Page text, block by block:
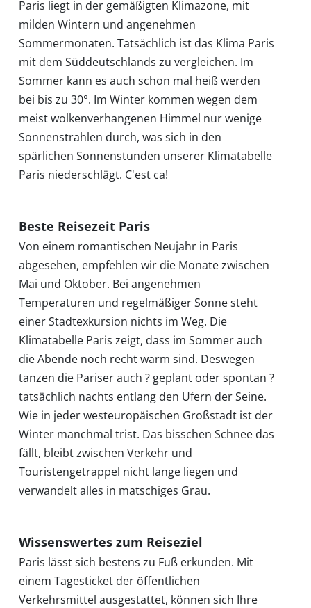
Startseite
Klimatabellen
Beste
Reisezeit
Wann
wohin?
Suche
Paris liegt in der gemäßigten Klimazone, mit
milden Wintern und angenehmen
Sommermonaten. Tatsächlich ist das Klima Paris
mit dem Süddeutschlands zu vergleichen. Im
Sommer kann es auch schon mal heiß werden
bei bis zu 30°. Im Winter kommen wegen dem
meist wolkenverhangenen Himmel nur wenige
Sonnenstrahlen durch, was sich in den
spärlichen Sonnenstunden unserer Klimatabelle
Paris niederschlägt. C'est ca!
Beste Reisezeit Paris
Von einem romantischen Neujahr in Paris
abgesehen, empfehlen wir die Monate zwischen
Mai und Oktober. Bei angenehmen
Temperaturen und regelmäßiger Sonne steht
einer Stadtexkursion nichts im Weg. Die
Klimatabelle Paris zeigt, dass im Sommer auch
die Abende noch recht warm sind. Deswegen
tanzen die Pariser auch ? geplant oder spontan ?
tatsächlich nachts entlang den Ufern der Seine.
Wie in jeder westeuropäischen Großstadt ist der
Winter manchmal trist. Das bisschen Schnee das
fällt, bleibt zwischen Verkehr und
Touristengetrappel nicht lange liegen und
verwandelt alles in matschiges Grau.
Wissenswertes zum Reiseziel
Paris lässt sich bestens zu Fuß erkunden. Mit
einem Tagesticket der öffentlichen
Verkehrsmittel ausgestattet, können sich Ihre